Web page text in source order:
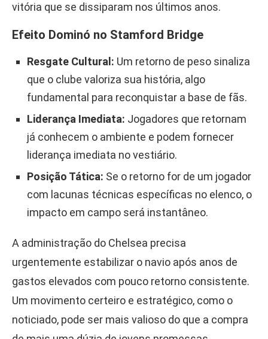
vitória que se dissiparam nos últimos anos.
Efeito Dominó no Stamford Bridge
Resgate Cultural: Um retorno de peso sinaliza
que o clube valoriza sua história, algo
fundamental para reconquistar a base de fãs.
Liderança Imediata: Jogadores que retornam
já conhecem o ambiente e podem fornecer
liderança imediata no vestiário.
Posição Tática: Se o retorno for de um jogador
com lacunas técnicas específicas no elenco, o
impacto em campo será instantâneo.
A administração do Chelsea precisa
urgentemente estabilizar o navio após anos de
gastos elevados com pouco retorno consistente.
Um movimento certeiro e estratégico, como o
noticiado, pode ser mais valioso do que a compra